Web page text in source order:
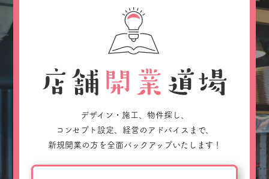
デザイン・施工、物件探し、
コンセプト設定、経営のアドバイスまで、
新規開業の方を全面バックアップいたします！